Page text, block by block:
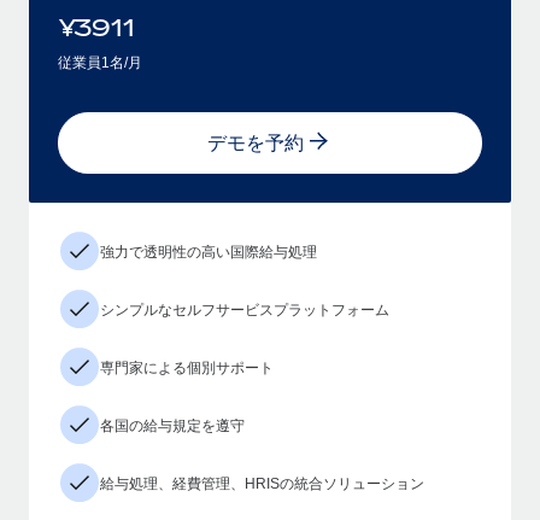
¥3911
従業員1名/月
デモを予約
強力で透明性の高い国際給与処理
シンプルなセルフサービスプラットフォーム
専門家による個別サポート
各国の給与規定を遵守
給与処理、経費管理、HRISの統合ソリューション